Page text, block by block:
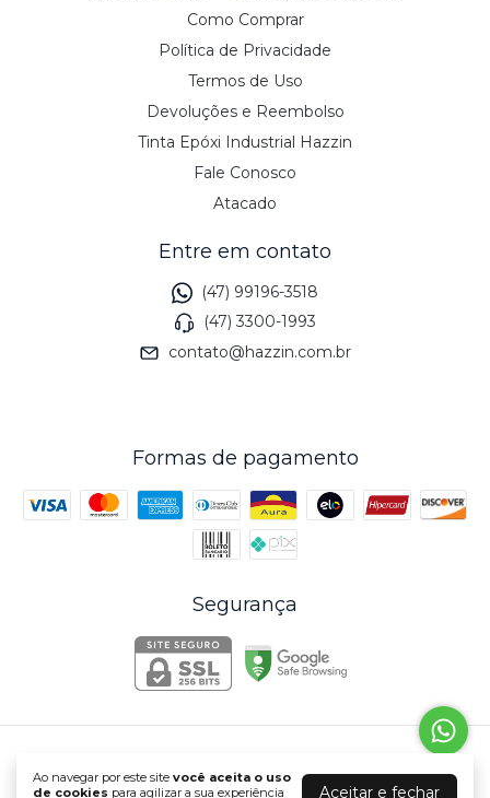
Ao navegar por este site você aceita o uso
de cookies para agilizar a sua experiência Aceitar e fechar
Como Comprar
Política de Privacidade
Termos de Uso
Devoluções e Reembolso
Tinta Epóxi Industrial Hazzin
Fale Conosco
Atacado
Entre em contato
(47) 99196-3518
(47) 3300-1993
contato@hazzin.com.br
Formas de pagamento
Segurança
©2026. Hazzin Indústria e Comércio de Tintas e Resinas Ltda . Todos os